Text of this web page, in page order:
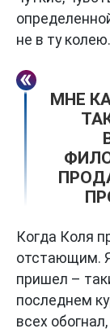
не в ту колею.
МНЕ
Когда Коля
отстающим.
пришел –
последнем
всех